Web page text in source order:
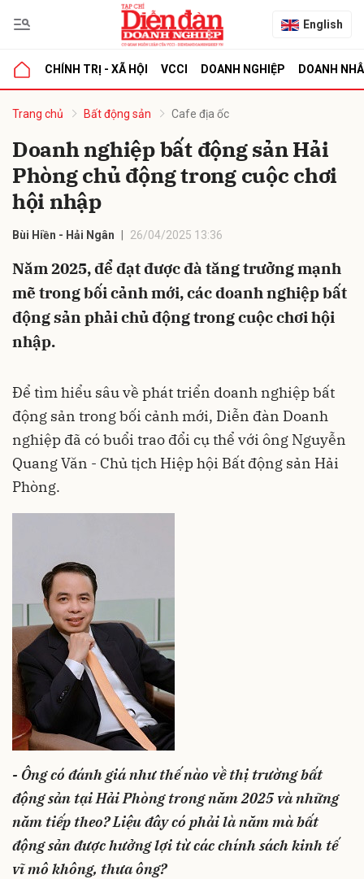
English
CHÍNH TRỊ - XÃ HỘI VCCI DOANH NGHIỆP DOANH
Trang chủ Bất động sản Cafe địa ốc
Doanh nghiệp bất động sản Hải
Phòng chủ động trong cuộc chơi
hội nhập
Bùi Hiền - Hải Ngân 26/04/2025 13:36
Năm 2025, để đạt được đà tăng trưởng mạnh
mẽ trong bối cảnh mới, các doanh nghiệp bất
động sản phải chủ động trong cuộc chơi hội
nhập.
Để tìm hiểu sâu về phát triển doanh nghiệp bất
động sản trong bối cảnh mới, Diễn đàn Doanh
nghiệp đã có buổi trao đổi cụ thể với ông Nguyễn
Quang Văn - Chủ tịch Hiệp hội Bất động sản Hải
Phòng.
- Ông có đánh giá như thế nào về thị trường bất
động sản tại Hải Phòng trong năm 2025 và những
năm tiếp theo? Liệu đây có phải là năm mà bất
động sản được hưởng lợi từ các chính sách kinh tế
vĩ mô không, thưa ông?
luận
Hủy